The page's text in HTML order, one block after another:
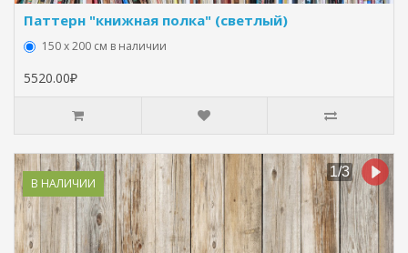
Паттерн "книжная полка" (светлый)
150 х 200 см в наличии
5520.00₽
В НАЛИЧИИ